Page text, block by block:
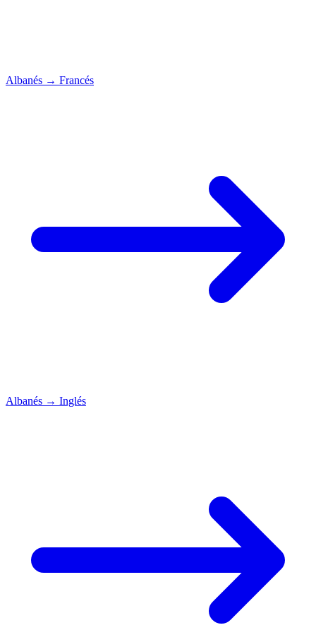
Albanés → Francés
Albanés → Inglés